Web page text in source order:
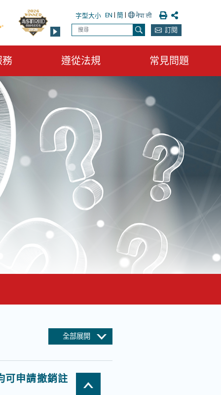
字型大小 EN | 簡| 列印 分享
搜尋
搜尋 訂閱
遵從法規 常見問題
全部展開
可申請撤銷註